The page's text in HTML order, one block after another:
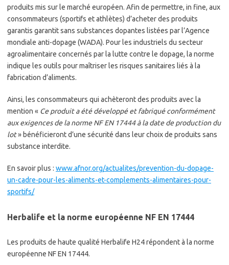
produits mis sur le marché européen. Afin de permettre, in fine, aux
consommateurs (sportifs et athlètes) d’acheter des produits
garantis garantit sans substances dopantes listées par l’Agence
mondiale anti-dopage (WADA). Pour les industriels du secteur
agroalimentaire concernés par la lutte contre le dopage, la norme
indique les outils pour maîtriser les risques sanitaires liés à la
fabrication d’aliments.
Ainsi, les consommateurs qui achèteront des produits avec la
mention « Ce produit a été développé et fabriqué conformément
aux exigences de la norme NF EN 17444 à la date de production du
lot» bénéficieront d’une sécurité dans leur choix de produits sans
substance interdite.
En savoir plus : www.afnor.org/actualites/prevention-du-dopage-
un-cadre-pour-les-aliments-et-complements-alimentaires-pour-
sportifs/
Herbalife et la norme européenne NF EN 17444
Les produits de haute qualité Herbalife H24 répondent à la norme
européenne NF EN 17444.